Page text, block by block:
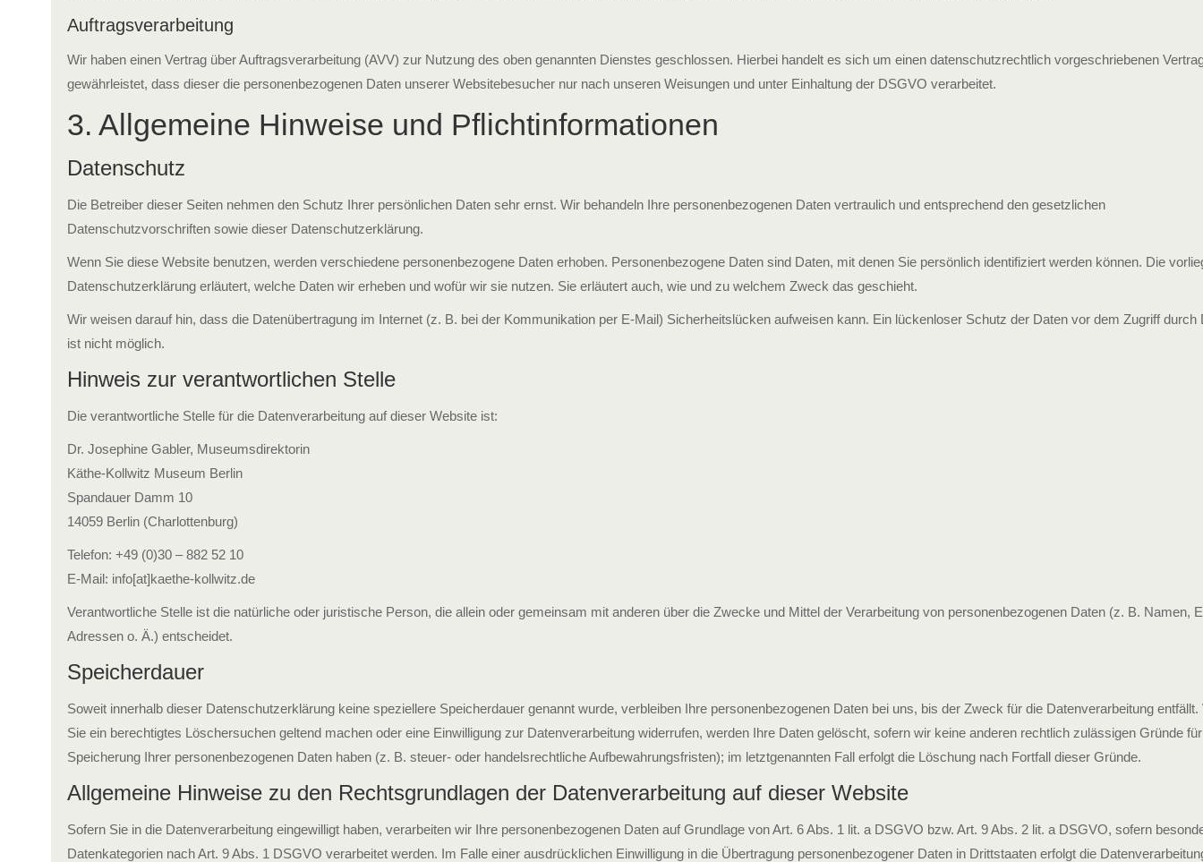
Auftragsverarbeitung
Wir haben einen Vertrag über Auftragsverarbeitung (AVV) zur Nutzung des oben genannten Dienstes geschlossen. Hierbei handelt es sich um einen datenschutzrechtlich vorgeschriebenen
gewährleistet, dass dieser die personenbezogenen Daten unserer Websitebesucher nur nach unseren Weisungen und unter Einhaltung der DSGVO verarbeitet.
3. Allgemeine Hinweise und Pflicht­informationen
Datenschutz
Die Betreiber dieser Seiten nehmen den Schutz Ihrer persönlichen Daten sehr ernst. Wir behandeln Ihre personenbezogenen Daten vertraulich und entsprechend den gesetzlichen
Datenschutzvorschriften sowie dieser Datenschutzerklärung.
Wenn Sie diese Website benutzen, werden verschiedene personenbezogene Daten erhoben. Personenbezogene Daten sind Daten, mit denen Sie persönlich identifiziert werden können. Die
Datenschutzerklärung erläutert, welche Daten wir erheben und wofür wir sie nutzen. Sie erläutert auch, wie und zu welchem Zweck das geschieht.
Wir weisen darauf hin, dass die Datenübertragung im Internet (z. B. bei der Kommunikation per E-Mail) Sicherheitslücken aufweisen kann. Ein lückenloser Schutz der Daten vor dem Zugriff durch
ist nicht möglich.
Hinweis zur verantwortlichen Stelle
Die verantwortliche Stelle für die Datenverarbeitung auf dieser Website ist:
Dr. Josephine Gabler, Museumsdirektorin
Käthe-Kollwitz Museum Berlin
Spandauer Damm 10
14059 Berlin (Charlottenburg)
Telefon: +49 (0)30 – 882 52 10
E-Mail: info[at]kaethe-kollwitz.de
Verantwortliche Stelle ist die natürliche oder juristische Person, die allein oder gemeinsam mit anderen über die Zwecke und Mittel der Verarbeitung von personenbezogenen Daten (z. B. Namen,
Adressen o. Ä.) entscheidet.
Speicherdauer
Soweit innerhalb dieser Datenschutzerklärung keine speziellere Speicherdauer genannt wurde, verbleiben Ihre personenbezogenen Daten bei uns, bis der Zweck für die Datenverarbeitung entfällt.
Sie ein berechtigtes Löschersuchen geltend machen oder eine Einwilligung zur Datenverarbeitung widerrufen, werden Ihre Daten gelöscht, sofern wir keine anderen rechtlich zulässigen Gründe
Speicherung Ihrer personenbezogenen Daten haben (z. B. steuer- oder handelsrechtliche Aufbewahrungsfristen); im letztgenannten Fall erfolgt die Löschung nach Fortfall dieser Gründe.
Allgemeine Hinweise zu den Rechtsgrundlagen der Datenverarbeitung auf dieser Website
Sofern Sie in die Datenverarbeitung eingewilligt haben, verarbeiten wir Ihre personenbezogenen Daten auf Grundlage von Art. 6 Abs. 1 lit. a DSGVO bzw. Art. 9 Abs. 2 lit. a DSGVO, sofern
Datenkategorien nach Art. 9 Abs. 1 DSGVO verarbeitet werden. Im Falle einer ausdrücklichen Einwilligung in die Übertragung personenbezogener Daten in Drittstaaten erfolgt die